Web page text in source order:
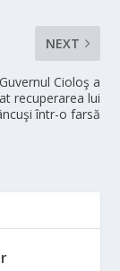
NEXT
Guvernul Cioloş a
recuperarea lui
într-o farsă